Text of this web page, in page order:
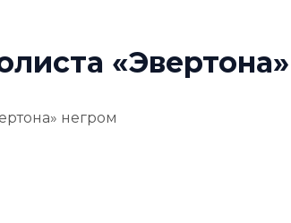
негром